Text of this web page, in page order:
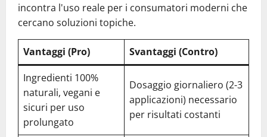
incontra l'uso reale per i consumatori moderni che
cercano soluzioni topiche.
Vantaggi (Pro)
Svantaggi (Contro)
Ingredienti 100%
naturali, vegani e
sicuri per uso
prolungato
Dosaggio giornaliero (2-3
applicazioni) necessario
per risultati costanti